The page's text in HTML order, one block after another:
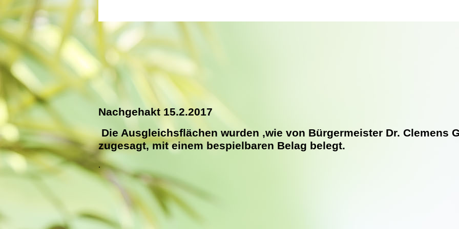
Nachgehakt 15.2.2017
Die Ausgleichsflächen wurden ,wie von Bürgermeister Dr. Clemens
zugesagt, mit einem bespielbaren Belag belegt.
.